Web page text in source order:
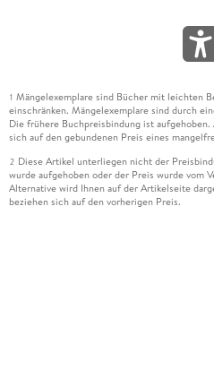
1 Mängelexemplare sind Bücher mit leichten
einschränken. Mängelexemplare sind durch
Die frühere Buchpreisbindung ist aufgehoben.
sich auf den gebundenen Preis eines
2 Diese Artikel unterliegen nicht der
wurde aufgehoben oder der Preis wurde vom
Alternative wird Ihnen auf der Artikelseite
beziehen sich auf den vorherigen Preis.